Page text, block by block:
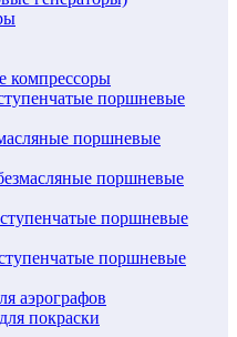
компрессоры
поршневые
поршневые
поршневые
поршневые
поршневые
аэрографов
покраски